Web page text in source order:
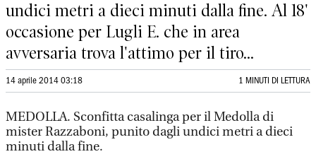
undici metri a dieci minuti dalla fine. Al 18'
occasione per Lugli E. che in area
avversaria trova l'attimo per il tiro...
14 aprile 2014 03:18 1 MINUTI DI LETTURA
MEDOLLA. Sconfitta casalinga per il Medolla di
mister Razzaboni, punito dagli undici metri a dieci
minuti dalla fine.